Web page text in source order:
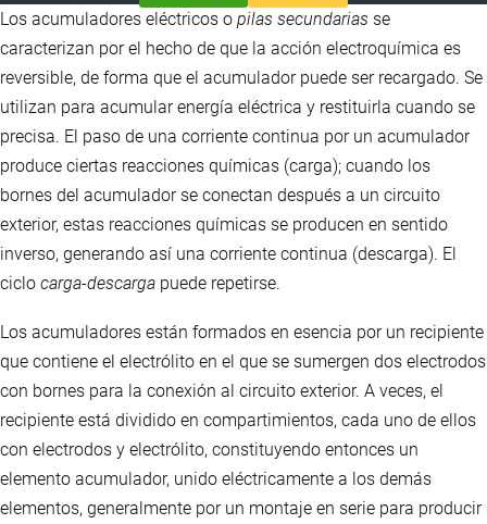
Los acumuladores eléctricos o pilas secundarias se
caracterizan por el hecho de que la acción electroquímica es
reversible, de forma que el acumulador puede ser recargado. Se
utilizan para acumular energía eléctrica y restituirla cuando se
precisa. El paso de una corriente continua por un acumulador
produce ciertas reacciones químicas (carga); cuando los
bornes del acumulador se conectan después a un circuito
exterior, estas reacciones químicas se producen en sentido
inverso, generando así una corriente continua (descarga). El
ciclo carga-descarga puede repetirse.
Los acumuladores están formados en esencia por un recipiente
que contiene el electrólito en el que se sumergen dos electrodos
con bornes para la conexión al circuito exterior. A veces, el
recipiente está dividido en compartimientos, cada uno de ellos
con electrodos y electrólito, constituyendo entonces un
elemento acumulador, unido eléctricamente a los demás
elementos, generalmente por un montaje en serie para producir